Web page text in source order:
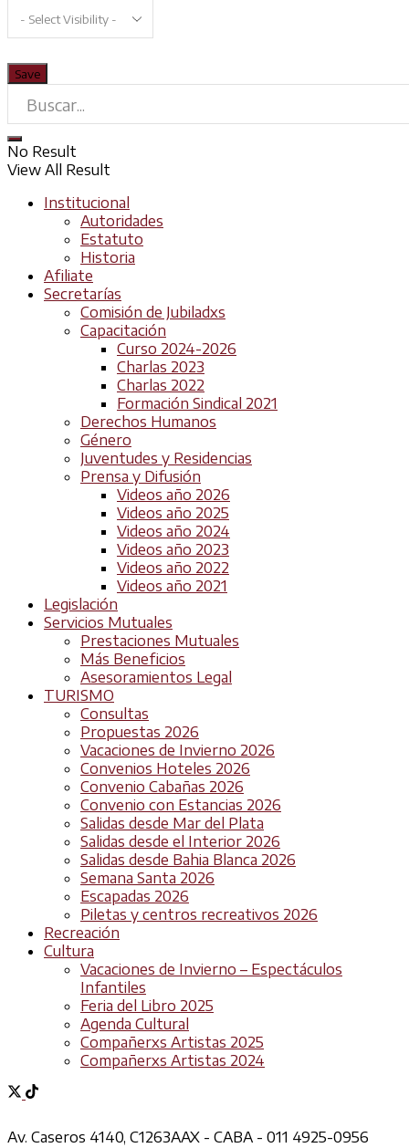
No Result
View All Result
Institucional
Autoridades
Estatuto
Historia
Afiliate
Secretarías
Comisión de Jubiladxs
Capacitación
Curso 2024-2026
Charlas 2023
Charlas 2022
Formación Sindical 2021
Derechos Humanos
Género
Juventudes y Residencias
Prensa y Difusión
Videos año 2026
Videos año 2025
Videos año 2024
Videos año 2023
Videos año 2022
Videos año 2021
Legislación
Servicios Mutuales
Prestaciones Mutuales
Más Beneficios
Asesoramientos Legal
TURISMO
Consultas
Propuestas 2026
Vacaciones de Invierno 2026
Convenios Hoteles 2026
Convenio Cabañas 2026
Convenio con Estancias 2026
Salidas desde Mar del Plata
Salidas desde el Interior 2026
Salidas desde Bahia Blanca 2026
Semana Santa 2026
Escapadas 2026
Piletas y centros recreativos 2026
Recreación
Cultura
Vacaciones de Invierno – Espectáculos
Infantiles
Feria del Libro 2025
Agenda Cultural
Compañerxs Artistas 2025
Compañerxs Artistas 2024
Av. Caseros 4140, C1263AAX - CABA - 011 4925-0956